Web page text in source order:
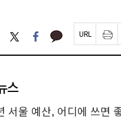
트
위
터
페
이
스
카
카 페
이
지
인
쇄
하
스
울 예산, 어디에 쓰면 좋을까요? 온